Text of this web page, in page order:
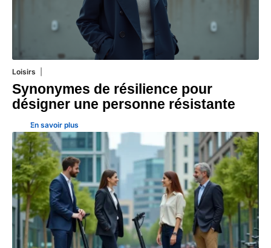
Loisirs
Synonymes de résilience pour
désigner une personne résistante
En savoir plus